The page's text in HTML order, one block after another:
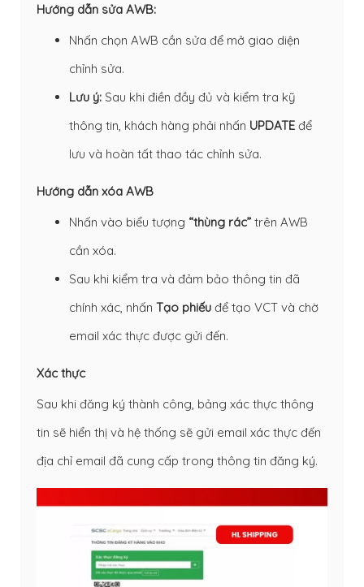
Hướng dẫn sửa AWB:
Nhấn chọn AWB cần sửa để mở giao diện
chỉnh sửa.
Lưu ý: Sau khi điền đầy đủ và kiểm tra kỹ
thông tin, khách hàng phải nhấn UPDATE để
lưu và hoàn tất thao tác chỉnh sửa.
Hướng dẫn xóa AWB
Nhấn vào biểu tượng “thùng rác” trên AWB
cần xóa.
Sau khi kiểm tra và đảm bảo thông tin đã
chính xác, nhấn Tạo phiếu để tạo VCT và chờ
email xác thực được gửi đến.
Xác thực
Sau khi đăng ký thành công, bảng xác thực thông
tin sẽ hiển thị và hệ thống sẽ gửi email xác thực đến
địa chỉ email đã cung cấp trong thông tin đăng ký.